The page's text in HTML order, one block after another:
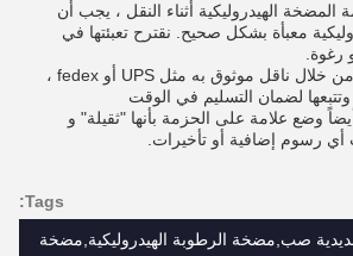
الهيدروليكية أثناء النقل ، يجب أن
معبأة بشكل صحيح. نقترح تعبئتها في
يجب أن يتم الشحن من خلال ناقل موثوق به مثل UPS أو fedex ،
لضمان التسليم في الوقت
وضع علامة على الحزمة بأنها "ثقيلة" و
أي رسوم إضافية أو تأخيرات.
Tags:
صب,مضخة الرطوبة الهيدروليكية,مضخة